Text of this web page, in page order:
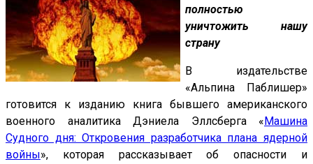
полностью
уничтожить нашу
страну
В издательстве
«Альпина Паблишер»
готовится к изданию книга бывшего американского
военного аналитика Дэниела Эллсберга « Машина
Судного дня: Откровения разработчика плана ядерной
войны», которая рассказывает об опасности и